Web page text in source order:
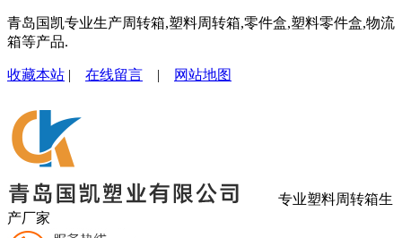
青岛国凯专业生产周转箱,塑料周转箱,零件盒,塑料零件盒,物流
箱等产品.
收藏本站 | 在线留言 | 网站地图
专业塑料周转箱生
产厂家